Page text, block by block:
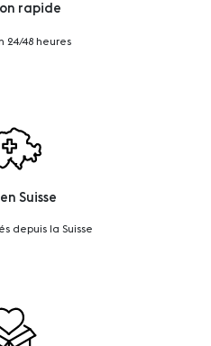
rapide
24/48 heures
Suisse
depuis la Suisse